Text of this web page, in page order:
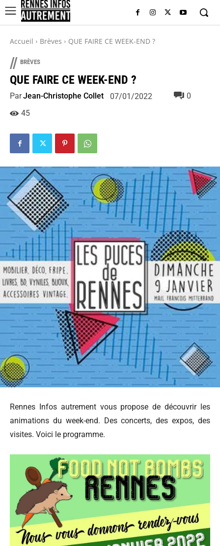
Accueil Brèves QUE FAIRE CE WEEK-END ?
// BRÈVES
QUE FAIRE CE WEEK-END ?
ParJean-Christophe Collet 07/01/2022
0
45
Rennes Infos autrement vous propose de découvrir les
animations du week-end. Des concerts, des expos, des
visites. Voici le programme.